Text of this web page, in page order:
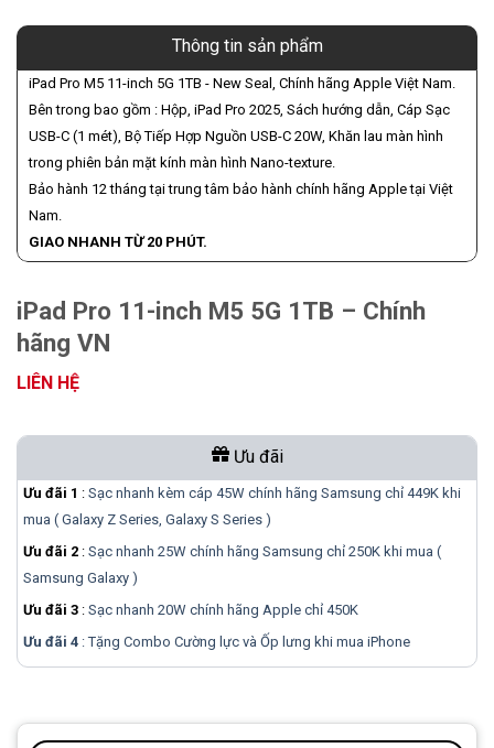
Thông tin sản phẩm
iPad Pro M5 11-inch 5G 1TB - New Seal, Chính hãng Apple Việt Nam.
Bên trong bao gồm : Hộp, iPad Pro 2025, Sách hướng dẫn, Cáp Sạc
USB-C (1 mét), Bộ Tiếp Hợp Nguồn USB-C 20W, Khăn lau màn hình
trong phiên bản mặt kính màn hình Nano-texture.
Bảo hành 12 tháng tại trung tâm bảo hành chính hãng Apple tại Việt
Nam.
GIAO NHANH TỪ 20 PHÚT.
iPad Pro 11-inch M5 5G 1TB – Chính
hãng VN
LIÊN HỆ
Ưu đãi
Ưu đãi 1 : Sạc nhanh kèm cáp 45W chính hãng Samsung chỉ 449K khi
mua ( Galaxy Z Series, Galaxy S Series )
Ưu đãi 2 : Sạc nhanh 25W chính hãng Samsung chỉ 250K khi mua (
Samsung Galaxy )
Ưu đãi 3 : Sạc nhanh 20W chính hãng Apple chỉ 450K
Ưu đãi 4 : Tặng Combo Cường lực và Ốp lưng khi mua iPhone